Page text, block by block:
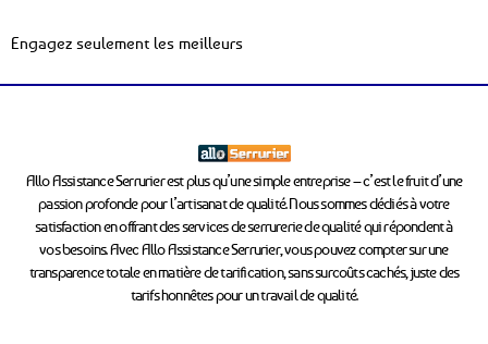
Engagez seulement les meilleurs
Allo Assistance Serrurier est plus qu’une simple entreprise – c’est le fruit d’une
passion profonde pour l’artisanat de qualité. Nous sommes dédiés à votre
satisfaction en offrant des services de serrurerie de qualité qui répondent à
vos besoins. Avec Allo Assistance Serrurier, vous pouvez compter sur une
transparence totale en matière de tarification, sans surcoûts cachés, juste des
tarifs honnêtes pour un travail de qualité.